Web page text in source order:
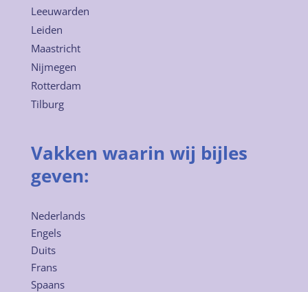
Leeuwarden
Leiden
Maastricht
Nijmegen
Rotterdam
Tilburg
Vakken waarin wij bijles
geven:
Nederlands
Engels
Duits
Frans
Spaans